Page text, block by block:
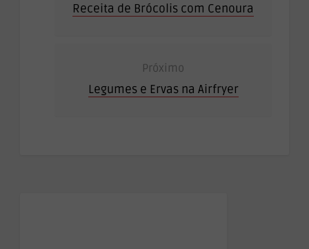
Receita de Brócolis com Cenoura
Próximo
Legumes e Ervas na Airfryer